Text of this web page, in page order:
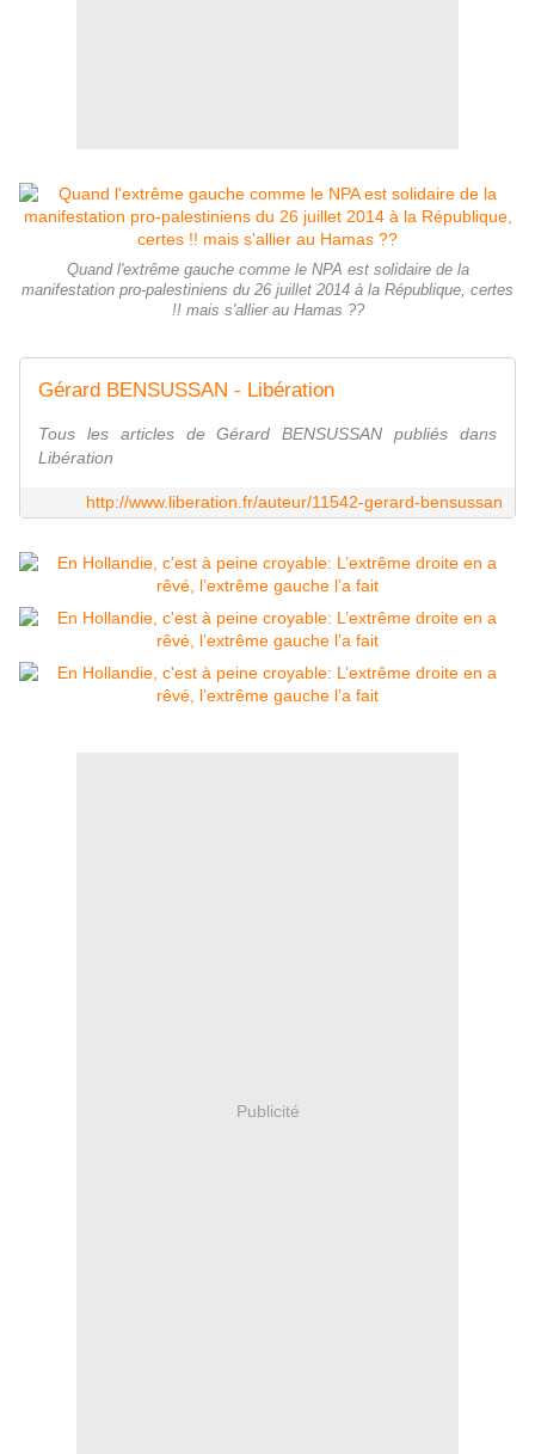
Quand l'extrême gauche comme le NPA est solidaire de la
manifestation pro-palestiniens du 26 juillet 2014 à la République, certes
!! mais s'allier au Hamas ??
Gérard BENSUSSAN - Libération
Tous les articles de Gérard BENSUSSAN publiés dans
Libération
http://www.liberation.fr/auteur/11542-gerard-bensussan
Publicité